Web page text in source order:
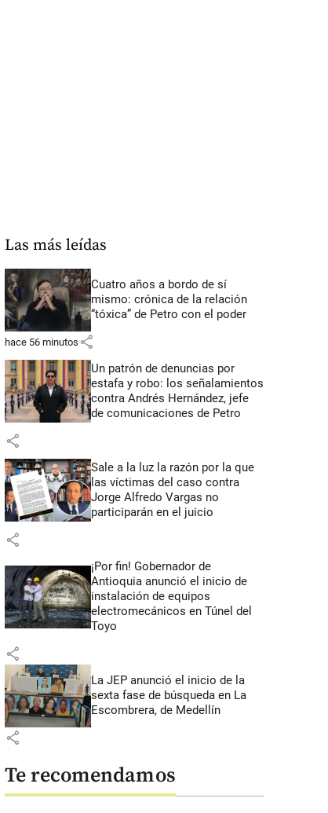
Las más leídas
Cuatro años a bordo de sí
mismo: crónica de la relación
“tóxica” de Petro con el poder
hace 56 minutos share
Un patrón de denuncias por
estafa y robo: los señalamientos
contra Andrés Hernández, jefe
de comunicaciones de Petro
share
Sale a la luz la razón por la que
las víctimas del caso contra
Jorge Alfredo Vargas no
participarán en el juicio
share
¡Por fin! Gobernador de
Antioquia anunció el inicio de
instalación de equipos
electromecánicos en Túnel del
Toyo
share
La JEP anunció el inicio de la
sexta fase de búsqueda en La
Escombrera, de Medellín
share
Te recomendamos